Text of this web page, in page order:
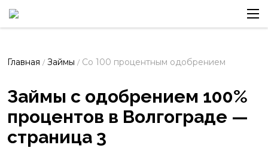
Главная / Займы / Со 100 процентным одобрением
Займы с одобрением 100%
процентов в Волгограде —
страница 3